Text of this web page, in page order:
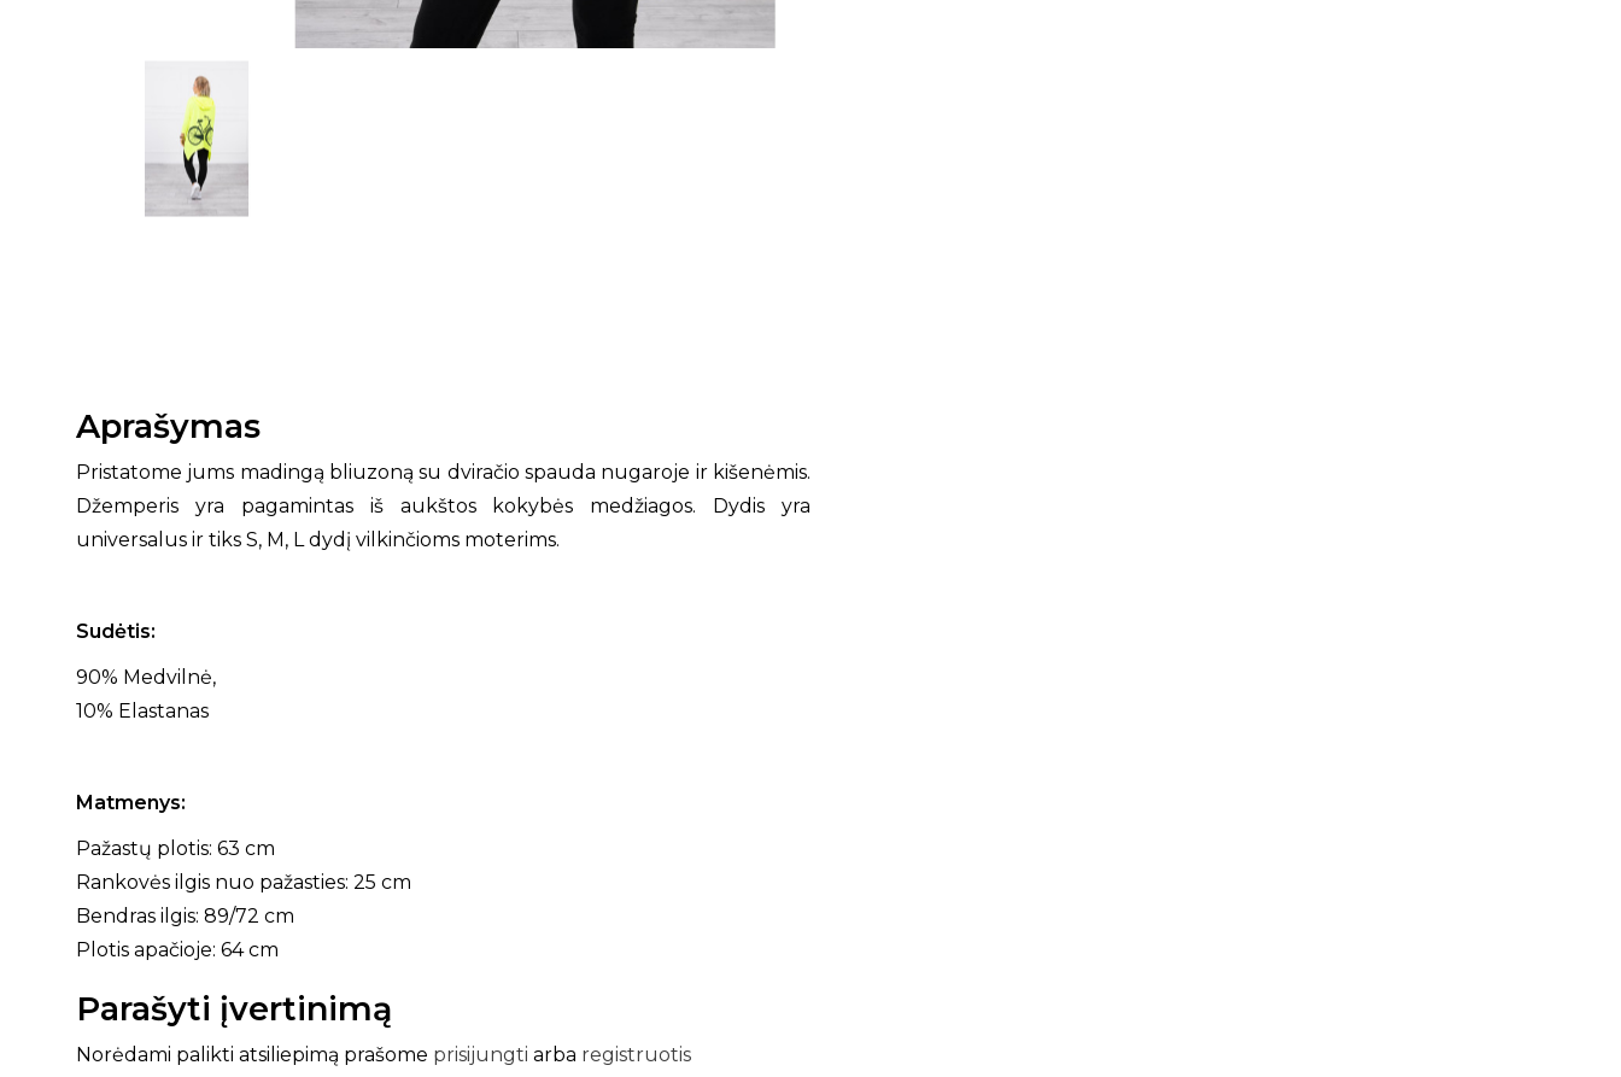
Aprašymas
Pristatome jums madingą bliuzoną su dviračio spauda nugaroje ir kišenėmis.
Džemperis yra pagamintas iš aukštos kokybės medžiagos. Dydis yra
universalus ir tiks S, M, L dydį vilkinčioms moterims.
Sudėtis:
90% Medvilnė,
10% Elastanas
Matmenys:
Pažastų plotis: 63 cm
Rankovės ilgis nuo pažasties: 25 cm
Bendras ilgis: 89/72 cm
Plotis apačioje: 64 cm
Parašyti įvertinimą
Norėdami palikti atsiliepimą prašome prisijungti arba registruotis